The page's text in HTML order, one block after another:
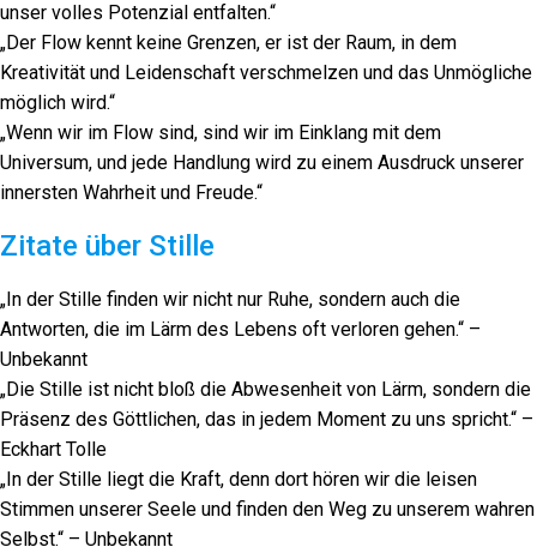
unser volles Potenzial entfalten.“
„Der Flow kennt keine Grenzen, er ist der Raum, in dem
Kreativität und Leidenschaft verschmelzen und das Unmögliche
möglich wird.“
„Wenn wir im Flow sind, sind wir im Einklang mit dem
Universum, und jede Handlung wird zu einem Ausdruck unserer
innersten Wahrheit und Freude.“
Zitate über Stille
„In der Stille finden wir nicht nur Ruhe, sondern auch die
Antworten, die im Lärm des Lebens oft verloren gehen.“ –
Unbekannt
„Die Stille ist nicht bloß die Abwesenheit von Lärm, sondern die
Präsenz des Göttlichen, das in jedem Moment zu uns spricht.“ –
Eckhart Tolle
„In der Stille liegt die Kraft, denn dort hören wir die leisen
Stimmen unserer Seele und finden den Weg zu unserem wahren
Selbst.“ – Unbekannt